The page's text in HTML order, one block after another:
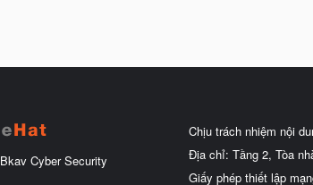
Bkav Cyber Security
Chịu trách nhiệm nội
Địa chỉ: Tầng 2, Tòa
Giấy phép thiết lập